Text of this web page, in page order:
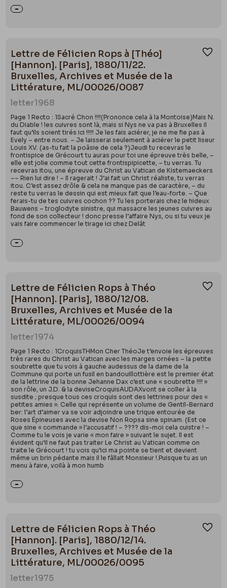
Lettre de Félicien Rops à [Théo]
[Hannon]. [Paris], 1880/11/22.
Bruxelles, Archives et Musée de la
Littérature, ML/00026/0087
letter1968
Page 1 Recto : 1Sacré Chon !!!!(Prononce cela à la Montoise)Mais N.
du Diable ! les cuivres sont là, mais si Nys ne va pas à Bruxelles il
faut qu’ils soient tirés ici !!!!! Je les fais aciérer, je ne me fie pas à
Evely – entre nous. – Je laisserai seulement à aciérer le petit liseur
Louis XV. (as-tu fait la poâsie de cela ?)Jeudi tu recevras le
frontispice de Grécourt tu auras pour toi une épreuve très belle, –
elle est jolie comme tout cette frontispipicette, – tu verras. Tu
recevras itou, une épreuve du Christ au Vatican de Kistemaeckers
–– Rien lui dire ! – Il ragerait ! J’ai fait un Christ réaliste, tu verras
itou. C’est assez drôle & cela ne manque pas de caractère, – du
reste tu verras le dessin qui est mieux fait que l’eau-forte. – Que
ferais-tu de tes cuivres cochon ?? Tu les porterais chez le hideux
Bauwens – troglodyte sinistre, qui massacre les jeunes cuivres au
fond de son collecteur ! donc presse l’affaire Nys, ou si tu veux je
vais faire commencer le tirage ici chez Delât
Lettre de Félicien Rops à Théo
[Hannon]. [Paris], 1880/12/08.
Bruxelles, Archives et Musée de la
Littérature, ML/00026/0094
letter1974
Page 1 Recto : 1CroquisTHMon Cher ThéoJe t’envoie les épreuves
très rares du Christ au Vatican avec les marges ornées – la petite
soubrette que tu vois à gauche audessus de la dame de la
Commune qui porte un fusil en bandouillottière est le premier état
de la lettrine de la bonne Jehanne Dax c’est une « soubrette !!!! »
son rôle, un J.D. & la deviseCroquisAUDAXvont se coller à la
susdite ; presque tous ces croquis sont des lettrines pour des «
petites amies ». Celle qui représente un volume de Gentil-Bernard
ber: l’art d’aimer va se voir adjoindre une trique entourée de
Roses Épineuses avec la devise Non Ropsa sine spinam. (Est ce
que sine « commande » l’accusatif ! – ???? dis-moi cela cuistre ! –
Comme tu le vois je varie « mon faire » suivant le sujet. Il est
évident qu’il ne faut pas traiter Le Christ au Vatican comme on
traite le Grécourt ! tu vois qu’ici ma pointe se tient et devient
même un brin pédante mais il le fâllait Monsieur !.Puisque tu as un
menu à faire, voilà à mon humb
Lettre de Félicien Rops à Théo
[Hannon]. [Paris], 1880/12/14.
Bruxelles, Archives et Musée de la
Littérature, ML/00026/0095
letter1975